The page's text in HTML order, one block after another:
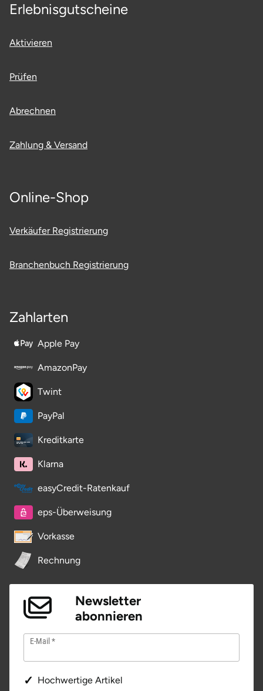
Erlebnisgutscheine
Aktivieren
Prüfen
Abrechnen
Zahlung & Versand
Online-Shop
Verkäufer Registrierung
Branchenbuch Registrierung
Zahlarten
Apple Pay
AmazonPay
Twint
PayPal
Kreditkarte
Klarna
easyCredit-Ratenkauf
eps-Überweisung
Vorkasse
Rechnung
Newsletter
abonnieren
E-Mail
Hochwertige Artikel
Stettiner Haff
Stormarn
Straubing
Tegernsee
Ulm
Usedom
Viersen
Vorpommern-Greifswald
Vorpommern-Rügen
Weimar
Wertach
Witten
Würzburg
Zweibrücken